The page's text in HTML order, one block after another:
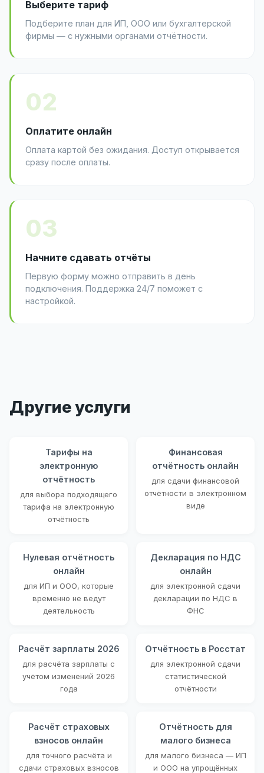
Выберите тариф
Подберите план для ИП, ООО или бухгалтерской
фирмы — с нужными органами отчётности.
02
Оплатите онлайн
Оплата картой без ожидания. Доступ открывается
сразу после оплаты.
03
Начните сдавать отчёты
Первую форму можно отправить в день
подключения. Поддержка 24/7 поможет с
настройкой.
Другие услуги
Тарифы на
электронную
отчётность
для выбора подходящего
тарифа на электронную
отчётность
Финансовая
отчётность онлайн
для сдачи финансовой
отчётности в электронном
виде
Нулевая отчётность
онлайн
для ИП и ООО, которые
временно не ведут
деятельность
Декларация по НДС
онлайн
для электронной сдачи
декларации по НДС в
ФНС
Расчёт зарплаты 2026
для расчёта зарплаты с
учётом изменений 2026
года
Отчётность в Росстат
для электронной сдачи
статистической
отчётности
Расчёт страховых
взносов онлайн
для точного расчёта и
сдачи страховых взносов
Отчётность для
малого бизнеса
для малого бизнеса — ИП
и ООО на упрощённых